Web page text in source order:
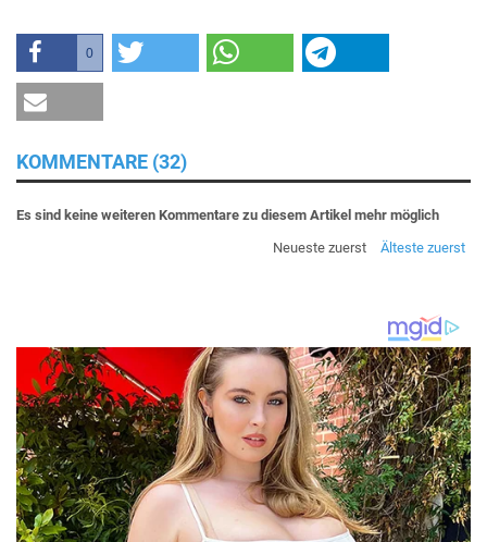
0
KOMMENTARE (32)
Es sind keine weiteren Kommentare zu diesem Artikel mehr möglich
Neueste zuerst
Älteste zuerst